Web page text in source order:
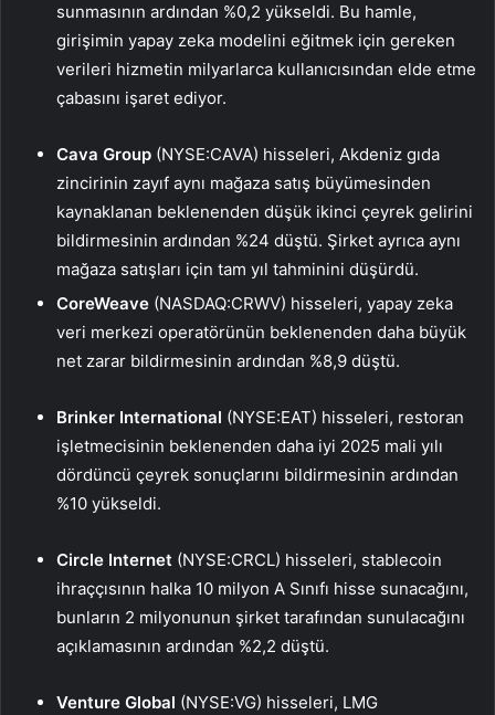
sunmasının ardından %0,2 yükseldi. Bu hamle,
girişimin yapay zeka modelini eğitmek için gereken
verileri hizmetin milyarlarca kullanıcısından elde etme
çabasını işaret ediyor.
Cava Group (NYSE:CAVA) hisseleri, Akdeniz gıda
zincirinin zayıf aynı mağaza satış büyümesinden
kaynaklanan beklenenden düşük ikinci çeyrek gelirini
bildirmesinin ardından %24 düştü. Şirket ayrıca aynı
mağaza satışları için tam yıl tahminini düşürdü.
CoreWeave (NASDAQ:CRWV) hisseleri, yapay zeka
veri merkezi operatörünün beklenenden daha büyük
net zarar bildirmesinin ardından %8,9 düştü.
Brinker International (NYSE:EAT) hisseleri, restoran
işletmecisinin beklenenden daha iyi 2025 mali yılı
dördüncü çeyrek sonuçlarını bildirmesinin ardından
%10 yükseldi.
Circle Internet (NYSE:CRCL) hisseleri, stablecoin
ihraççısının halka 10 milyon A Sınıfı hisse sunacağını,
bunların 2 milyonunun şirket tarafından sunulacağını
açıklamasının ardından %2,2 düştü.
Venture Global (NYSE:VG) hisseleri, LMG